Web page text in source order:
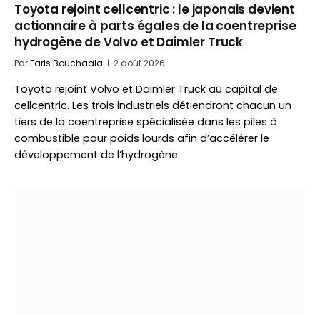
Toyota rejoint cellcentric : le japonais devient
actionnaire à parts égales de la coentreprise
hydrogène de Volvo et Daimler Truck
ParFaris Bouchaala 2 août 2026
Toyota rejoint Volvo et Daimler Truck au capital de
cellcentric. Les trois industriels détiendront chacun un
tiers de la coentreprise spécialisée dans les piles à
combustible pour poids lourds afin d’accélérer le
développement de l’hydrogène.